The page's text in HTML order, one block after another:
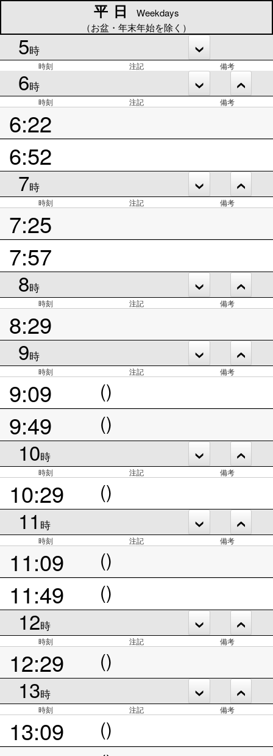
平日
Weekdays
（お盆・年末年始を除く）
5時
時刻 注記 備考
6時
時刻 注記 備考
6:22
6:52
7時
時刻 注記 備考
7:25
7:57
8時
時刻 注記 備考
8:29
9時
時刻 注記 備考
9:09 ()
9:49 ()
10時
時刻 注記 備考
10:29 ()
11 時
時刻 注記 備考
11:09 ()
11:49 ()
12時
時刻 注記 備考
12:29 ()
13時
時刻 注記 備考
13:09 ()